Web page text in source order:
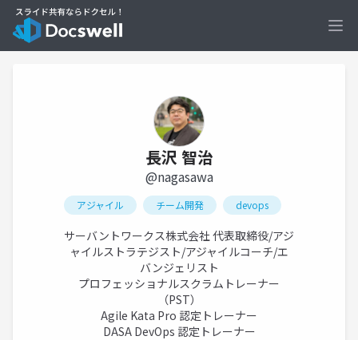
長沢 智治
@nagasawa
アジャイル チーム開発 devops
サーバントワークス株式会社 代表取締役/アジ
ャイルストラテジスト/アジャイルコーチ/エ
バンジェリスト
プロフェッショナルスクラムトレーナー
（PST）
Agile Kata Pro 認定トレーナー
DASA DevOps 認定トレーナー